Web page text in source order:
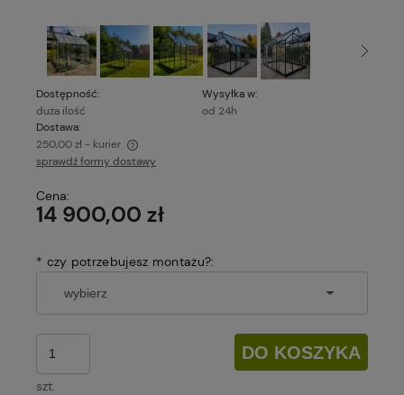
Dostępność:
duża ilość
Wysyłka w:
od 24h
Dostawa:
250,00 zł - kurier
Cena nie zawiera ewentualnych kosztów płatności
sprawdź formy dostawy
Cena:
14 900,00 zł
* czy potrzebujesz montażu?:
szt.
DO KOSZYKA